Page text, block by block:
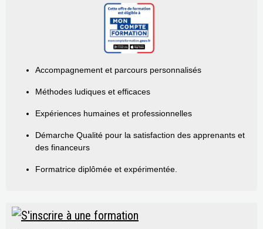
Accompagnement et parcours personnalisés
Méthodes ludiques et efficaces
Expériences humaines et professionnelles
Démarche Qualité pour la satisfaction des apprenants et
des financeurs
Formatrice diplômée et expérimentée.